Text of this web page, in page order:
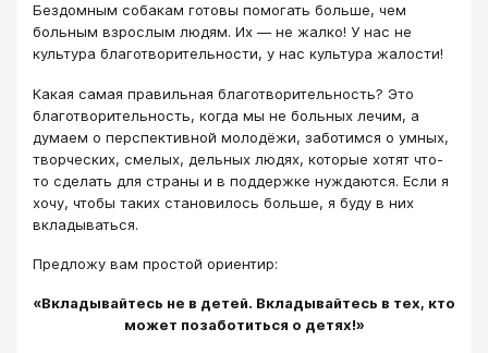
Бездомным собакам готовы помогать больше, чем
больным взрослым людям. Их — не жалко! У нас не
культура благотворительности, у нас культура жалости!
Какая самая правильная благотворительность? Это
благотворительность, когда мы не больных лечим, а
думаем о перспективной молодёжи, заботимся о умных,
творческих, смелых, дельных людях, которые хотят что-
то сделать для страны и в поддержке нуждаются. Если я
хочу, чтобы таких становилось больше, я буду в них
вкладываться.
Предложу вам простой ориентир:
«Вкладывайтесь не в детей. Вкладывайтесь в тех, кто
может позаботиться о детях!»